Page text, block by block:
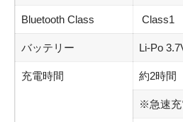
Bluetooth Class Class1
バッテリー Li-Po
充電時間 約2時間
※急速充